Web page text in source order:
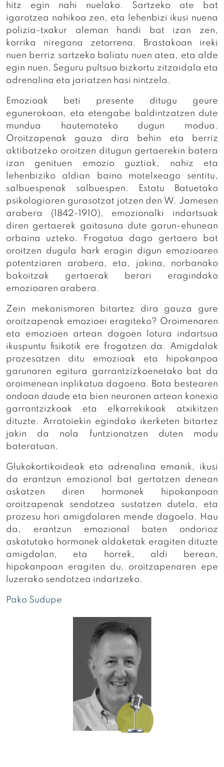
hitz egin nahi nuelako. Sartzeko ate bat
igarotzea nahikoa zen, eta lehenbizi ikusi nuena
polizia-txakur aleman handi bat izan zen,
korrika niregana zetorrena. Brastakoan ireki
nuen berriz sartzeko baliatu nuen atea, eta alde
egin nuen. Seguru pultsua bizkortu zitzaidala eta
adrenalina eta jariatzen hasi nintzela.
Emozioak beti presente ditugu geure
egunerokoan, eta etengabe baldintzatzen dute
mundua hautemateko dugun modua.
Oroitzapenak gauza dira behin eta berriz
aktibatzeko oroitzen ditugun gertaerekin batera
izan genituen emozio guztiak, nahiz eta
lehenbiziko aldian baino motelxeago sentitu,
salbuespenak salbuespen. Estatu Batuetako
psikologiaren gurasotzat jotzen den W. Jamesen
arabera (1842-1910), emozionalki indartsuak
diren gertaerek gaitasuna dute garun-ehunean
orbaina uzteko. Frogatua dago gertaera bat
oroitzen dugula hark eragin digun emozioaren
potentziaren arabera, eta, jakina, norbanako
bakoitzak gertaerak berari eragindako
emozioaren arabera.
Zein mekanismoren bitartez dira gauza gure
oroitzapenak emozioei eragiteko? Oroimenaren
eta emozioen artean dagoen lotura indartsua
ikuspuntu fisikotik ere frogatzen da. Amigdalak
prozesatzen ditu emozioak eta hipokanpoa
garunaren egitura garrantzizkoenetako bat da
oroimenean inplikatua dagoena. Bata bestearen
ondoan daude eta bien neuronen artean konexio
garrantzizkoak eta elkarrekikoak atxikitzen
dituzte. Arratoiekin egindako ikerketen bitartez
jakin da nola funtzionatzen duten modu
bateratuan.
Glukokortikoideak eta adrenalina emanik, ikusi
da erantzun emozional bat gertatzen denean
askatzen diren hormonek hipokanpoan
oroitzapenak sendotzea sustatzen dutela, eta
prozesu hori amigdalaren mende dagoela. Hau
da, erantzun emozional baten ondorioz
askatutako hormonek aldaketak eragiten dituzte
amigdalan, eta horrek, aldi berean,
hipokanpoan eragiten du, oroitzapenaren epe
luzerako sendotzea indartzeko.
Pako Sudupe